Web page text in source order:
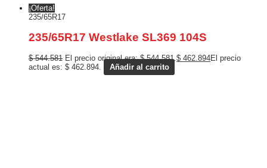
¡Oferta!
235/65R17
235/65R17 Westlake SL369 104S
$544.581 El precio original era: $ 544.581.$ 462.894El precio
actual es: $ 462.894.
Añadir al carrito